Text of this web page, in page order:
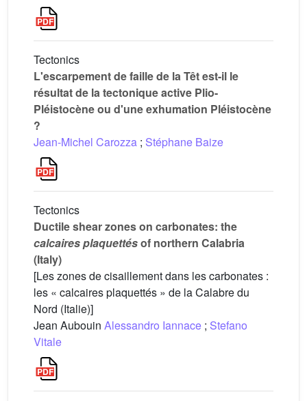
Tectonics
L'escarpement de faille de la Têt est-il le
résultat de la tectonique active Plio-
Pléistocène ou d'une exhumation Pléistocène
?
Jean-Michel Carozza ; Stéphane Baize
Tectonics
Ductile shear zones on carbonates: the
calcaires plaquettésof northern Calabria
(Italy)
[Les zones de cisaillement dans les carbonates :
les « calcaires plaquettés » de la Calabre du
Nord (Italie)]
Jean Aubouin Alessandro Iannace ; Stefano
Vitale